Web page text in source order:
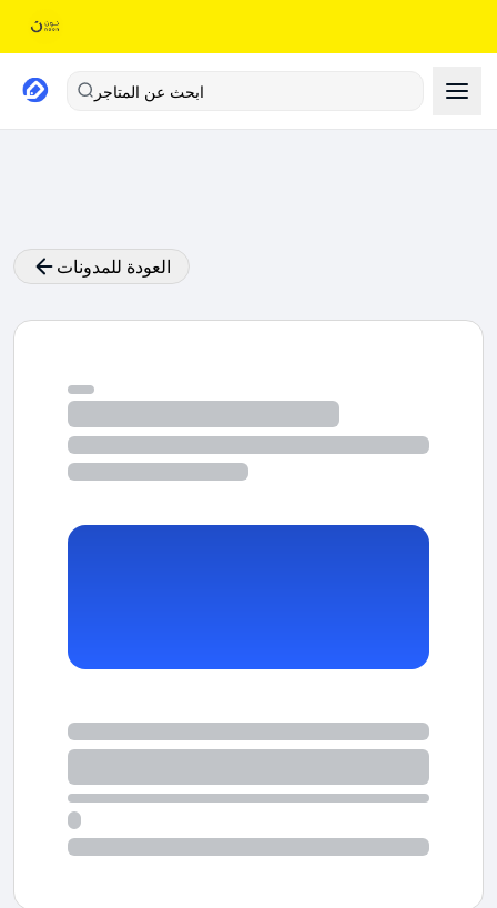
ابحث عن المتاجر
العودة للمدونات